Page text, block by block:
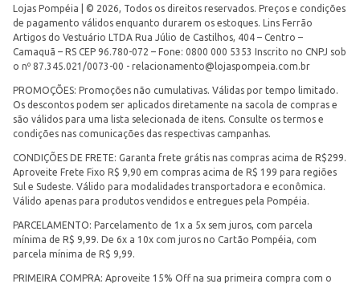
Lojas Pompéia | © 2026, Todos os direitos reservados. Preços e condições
de pagamento válidos enquanto durarem os estoques. Lins Ferrão
Artigos do Vestuário LTDA Rua Júlio de Castilhos, 404 – Centro –
Camaquã – RS CEP 96.780-072 – Fone: 0800 000 5353 Inscrito no CNPJ sob
o nº 87.345.021/0073-00 - relacionamento@lojaspompeia.com.br
PROMOÇÕES: Promoções não cumulativas. Válidas por tempo limitado.
Os descontos podem ser aplicados diretamente na sacola de compras e
são válidos para uma lista selecionada de itens. Consulte os termos e
condições nas comunicações das respectivas campanhas.
CONDIÇÕES DE FRETE: Garanta frete grátis nas compras acima de R$299.
Aproveite Frete Fixo R$ 9,90 em compras acima de R$ 199 para regiões
Sul e Sudeste. Válido para modalidades transportadora e econômica.
Válido apenas para produtos vendidos e entregues pela Pompéia.
PARCELAMENTO: Parcelamento de 1x a 5x sem juros, com parcela
mínima de R$ 9,99. De 6x a 10x com juros no Cartão Pompéia, com
parcela mínima de R$ 9,99.
PRIMEIRA COMPRA: Aproveite 15% Off na sua primeira compra com o